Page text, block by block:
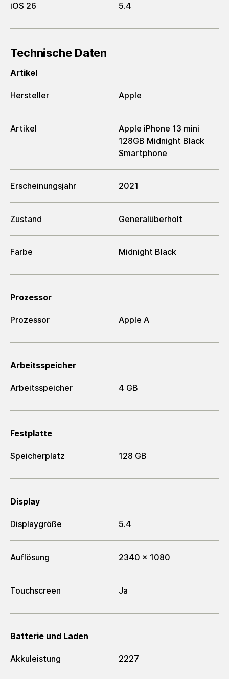
iOS 26
5.4
Technische Daten
Artikel
Hersteller Apple
Artikel
Apple iPhone 13 mini
128GB Midnight Black
Smartphone
Erscheinungsjahr 2021
Zustand Generalüberholt
Farbe Midnight Black
Prozessor
Prozessor Apple A
Arbeitsspeicher
Arbeitsspeicher 4 GB
Festplatte
Speicherplatz 128 GB
Display
Displaygröße 5.4
Auflösung 2340 x 1080
Touchscreen Ja
Batterie und Laden
Akkuleistung 2227